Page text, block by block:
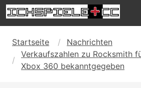
Startseite
Nachrichten
Verkaufszahlen zu Rocksmith
Xbox 360 bekanntgegeben